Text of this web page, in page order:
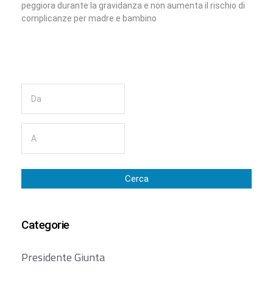
peggiora durante la gravidanza e non aumenta il rischio di
complicanze per madre e bambino
Cerca
Categorie
Presidente Giunta